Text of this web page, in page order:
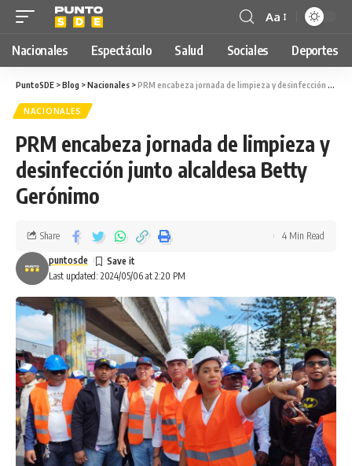
Aa
Nacionales Espectáculo Salud Sociales Deportes
PuntoSDE >Blog >Nacionales >PRM encabeza jornada de limpieza y desinfección junto alcaldesa Betty Gerónimo
NACIONALES
PRM encabeza jornada de limpieza y
desinfección junto alcaldesa Betty
Gerónimo
Last updated: 2024/05/06 at 2:20 PM
puntosde
Share 4 Min Read